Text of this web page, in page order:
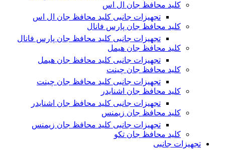
کلید محافظ جان ال اس
تجهیزات جانبی کلید محافظ جان ال اس
کلید محافظ جان پارس فانال
تجهیزات جانبی کلید محافظ جان پارس فانال
کلید محافظ جان هیمل
تجهیزات جانبی کلید محافظ جان هیمل
کلید محافظ جان چینت
تجهیزات جانبی کلید محافظ جان چینت
کلید محافظ جان اشنایدر
تجهیزات جانبی کلید محافظ جان اشنایدر
کلید محافظ جان زیمنس
تجهیزات جانبی کلید محافظ جان زیمنس
کلید محافظ جان تکو
تجهیزات جانبی